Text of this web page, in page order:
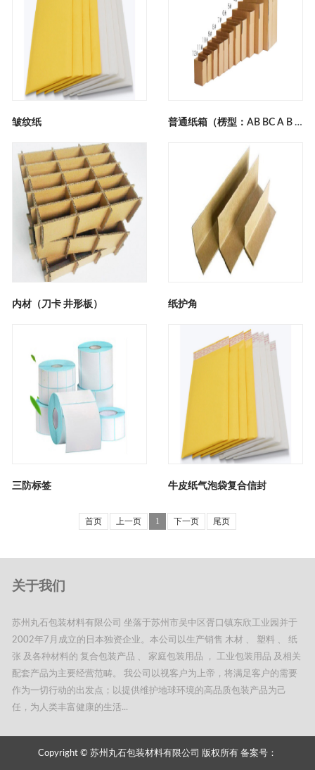
皱纹纸 普通纸箱（楞型：AB BC A B E）
内材（刀卡 井形板） 纸护角
三防标签 牛皮纸气泡袋复合信封
首页 上一页 1 下一页 尾页
关于我们
苏州丸石包装材料有限公司 坐落于苏州市吴中区胥口镇东欣工业园并于
2002年7月成立的日本独资企业。本公司以生产销售 木材 、 塑料 、 纸
张 及各种材料的 复合包装产品 、 家庭包装用品 ， 工业包装用品 及相关
配套产品为主要经营范畴。 我公司以视客户为上帝，将满足客户的需要
作为一切行动的出发点；以提供维护地球环境的高品质包装产品为己
任，为人类丰富健康的生活...
Copyright © 苏州丸石包装材料有限公司 版权所有 备案号：